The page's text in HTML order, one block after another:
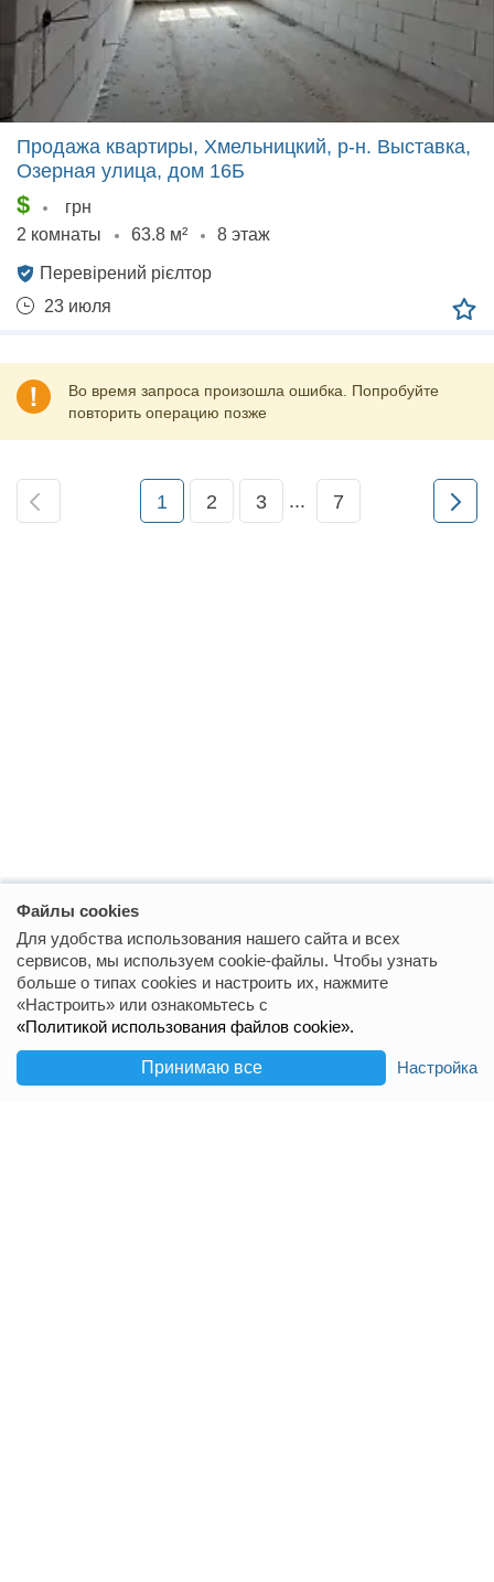
Файлы cookies
Для удобства использования нашего сайта и всех
сервисов, мы используем cookie-файлы. Чтобы узнать
больше о типах cookies и настроить их, нажмите
«Настроить» или ознакомьтесь с
«Политикой использования файлов cookie».
Принимаю все Настройка
097 XXX XX XX
Продажа квартиры, Хмельницкий, р‑н. Выставка,
Озерная улица, дом 16Б
$
грн
2 комнаты
63.8 м² 8 этаж
Перевірений рієлтор
23 июля
Во время запроса произошла ошибка. Попробуйте
повторить операцию позже
1 2 3 ... 7